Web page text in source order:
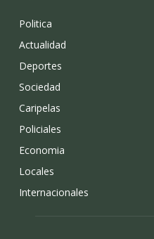
Politica
Actualidad
Deportes
Sociedad
Caripelas
Policiales
Economia
Locales
Internacionales